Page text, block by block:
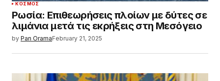
ΚΌΣΜΟΣ
Ρωσία: Επιθεωρήσεις πλοίων με δύτες σε
λιμάνια μετά τις εκρήξεις στη Μεσόγειο
by Pan OramaFebruary 21, 2025